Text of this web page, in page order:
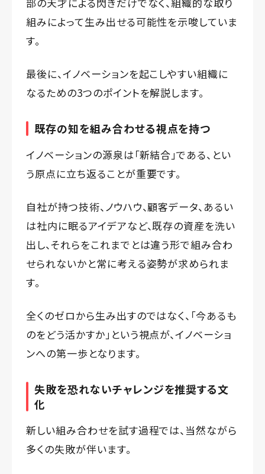
組みによって生み出せる可能性を示唆していま
す。
最後に、イノベーションを起こしやすい組織に
なるための3つのポイントを解説します。
既存の知を組み合わせる視点を持つ
イノベーションの源泉は「新結合」である、とい
う原点に立ち返ることが重要です。
自社が持つ技術、ノウハウ、顧客データ、あるい
は社内に眠るアイデアなど、既存の資産を洗い
出し、それらをこれまでとは違う形で組み合わ
せられないかと常に考える姿勢が求められま
す。
全くのゼロから生み出すのではなく、「今あるも
のをどう活かすか」という視点が、イノベーショ
ンへの第一歩となります。
失敗を恐れないチャレンジを推奨する文
化
新しい組み合わせを試す過程では、当然ながら
多くの失敗が伴います。